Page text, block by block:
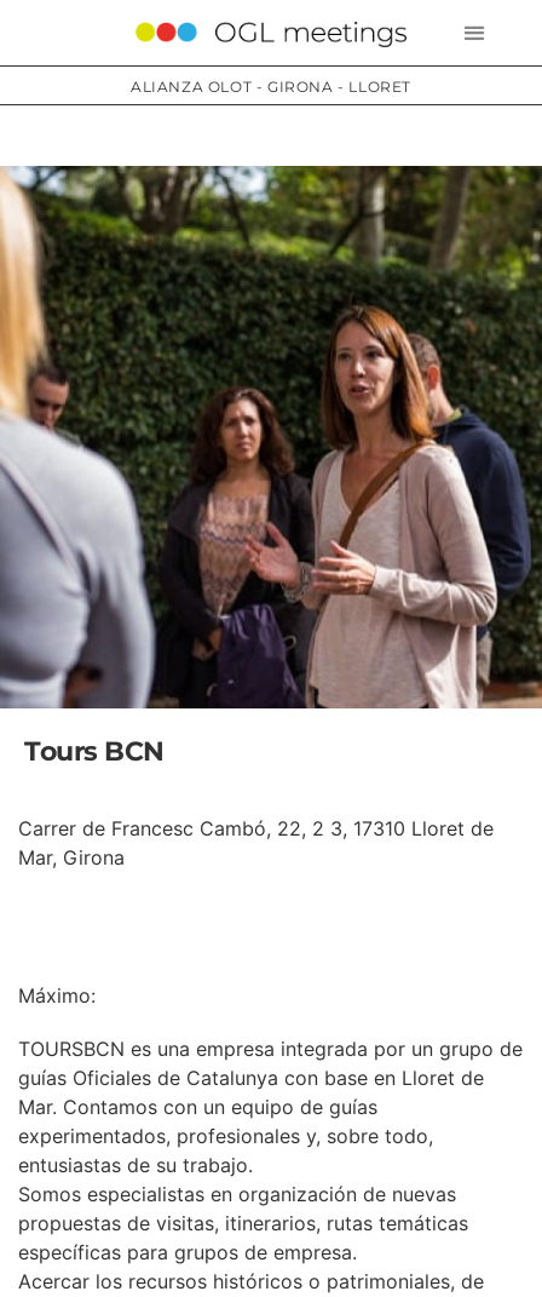
ALIANZA OLOT - GIRONA - LLORET
Tours BCN
Carrer de Francesc Cambó, 22, 2 3, 17310 Lloret de
Mar, Girona
Máximo:
TOURSBCN es una empresa integrada por un grupo de
guías Oficiales de Catalunya con base en Lloret de
Mar. Contamos con un equipo de guías
experimentados, profesionales y, sobre todo,
entusiastas de su trabajo.
Somos especialistas en organización de nuevas
propuestas de visitas, itinerarios, rutas temáticas
específicas para grupos de empresa.
Acercar los recursos históricos o patrimoniales, de